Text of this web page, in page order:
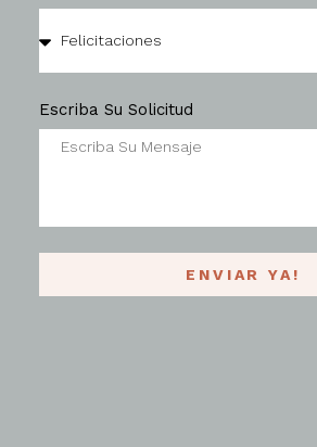
Escriba Su Solicitud
ENVIAR YA!